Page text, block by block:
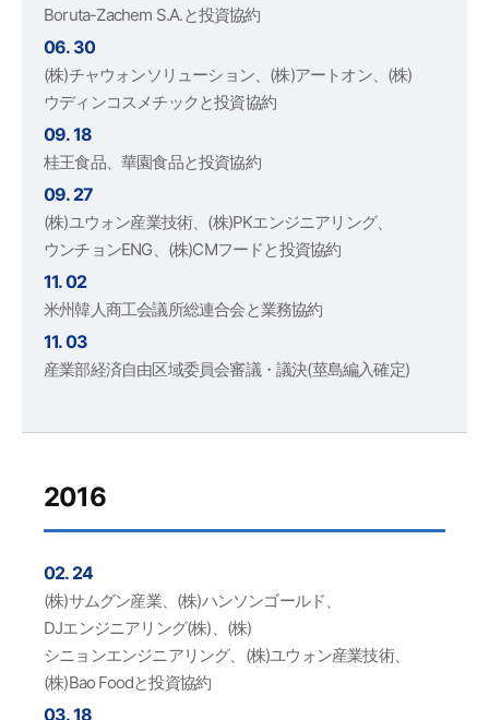
Boruta-Zachem S.A.と投資協約
06. 30
(株)チャウォンソリューション、(株)アートオン、(株)
ウディンコスメチックと投資協約
09. 18
桂王食品、華園食品と投資協約
09. 27
(株)ユウォン産業技術、(株)PKエンジニアリング、
ウンチョンENG、(株)CMフードと投資協約
11. 02
米州韓人商工会議所総連合会と業務協約
11. 03
産業部経済自由区域委員会審議・議決(莖島編入確定)
2016
02. 24
(株)サムグン産業、(株)ハンソンゴールド、
DJエンジニアリング(株)、(株)
シニョンエンジニアリング、(株)ユウォン産業技術、
(株)Bao Foodと投資協約
03. 18